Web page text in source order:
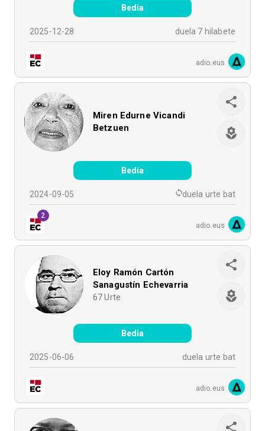
Bedia
2025-12-28 duela 7 hilabete
adio.eus
Miren Edurne Vicandi
Betzuen
Bedia
2024-09-05 duela urte bat
2
adio.eus
Eloy Ramón Cartón
Sanagustín Echevarria
67 Urte
Bedia
2025-06-06 duela urte bat
adio.eus